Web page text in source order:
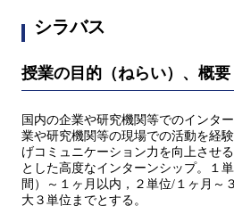
シラバス
授業の目的（ねらい）、概要
国内の企業や研究機関等でのインタ
業や研究機関等の現場での活動を経
げコミュニケーション力を向上させ
とした高度なインターンシップ。１
間）～１ヶ月以内，２単位/１ヶ月～
大３単位までとする。